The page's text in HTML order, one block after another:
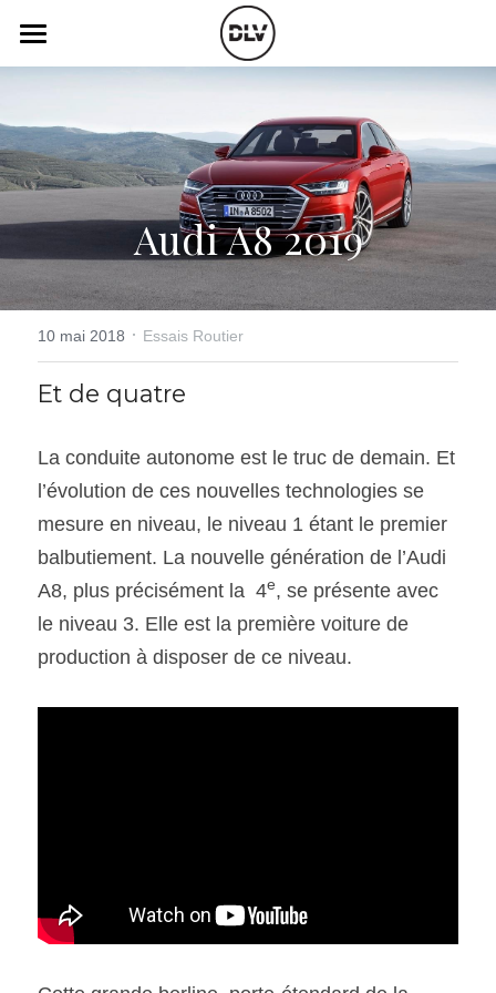
Catégories
Actualité Auto
Électrique
Histoire de chars
Essais Routier
Opinion
Vidéo
Podcast
Radio FM
Télé RDS
Simulateur
Assurance
SOUMISSION RAPIDE
ASSURANCE
Audi A8 2019
10 mai 2018 · Essais Routier
Et de quatre
La conduite autonome est le truc de demain. Et
l’évolution de ces nouvelles technologies se
mesure en niveau, le niveau 1 étant le premier
balbutiement. La nouvelle génération de l’Audi
A8, plus précisément la  4e, se présente avec
le niveau 3. Elle est la première voiture de
production à disposer de ce niveau.
LES CATÉGORIES DE LA BOUTIQUE